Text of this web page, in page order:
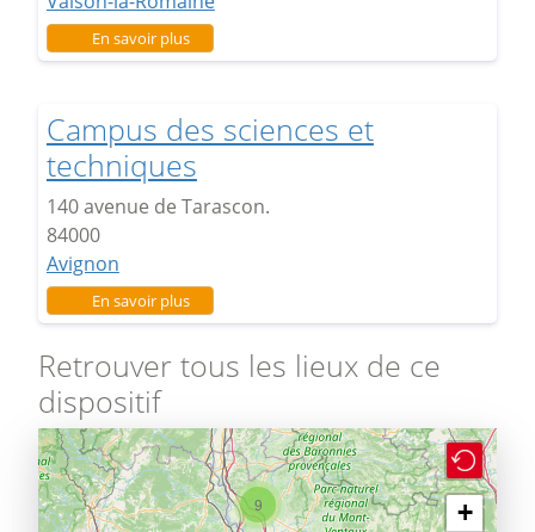
En savoir plussur Lycée Stéphane Hessel
Campus des sciences et
techniques
140 avenue de Tarascon.
84000
Avignon
En savoir plussur Campus des sciences et techniques
Retrouver tous les lieux de ce
dispositif
9
+